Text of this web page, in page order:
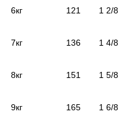
6кг 121 1 2/8
7кг 136 1 4/8
8кг 151 1 5/8
9кг 165 1 6/8